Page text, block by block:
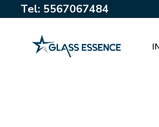
Tel: 5567067484